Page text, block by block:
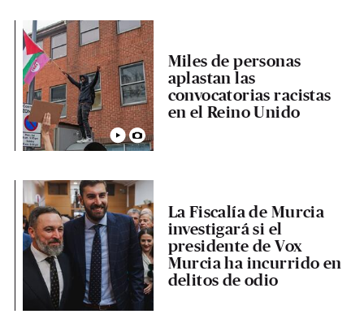
Miles de personas
aplastan las
convocatorias racistas
en el Reino Unido
La Fiscalía de Murcia
investigará si el
presidente de Vox
Murcia ha incurrido en
delitos de odio